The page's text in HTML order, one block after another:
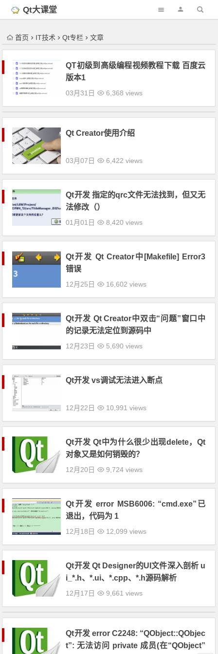
'); })(); Qt大课堂
首页 IT技术 Qt专栏 文章
QT初级到高级编程视频教程下载 百度云
版本1
03月31日 6,368 views
Qt Creator使用介绍
03月07日 6,422 views
Qt开发 指定的qrc文件无法找到，但又无
法修改（）
01月01日 8,420 views
Qt开发 Qt Creator中[Makefile] Error3
错误
12月25日 16,602 views
Qt开发 Qt Creator中双击“问题”窗口中
的记录无法定位到源码中
12月23日 5,690 views
Qt开发 vs调试无法进入断点
12月22日 10,991 views
Qt开发 Qt中为什么很少出现delete，Qt
对象又是如何销毁的？
12月20日 9,724 views
Qt开发 error MSB6006: “cmd.exe”已
退出，代码为 1
12月18日 12,099 views
Qt开发 Qt Designer的UI文件深入剖析 u
i_*.h、*.ui、*.cpp、*.h源码解析
12月17日 9,661 views
Qt开发 error C2248: “QObject::QObjec
t”: 无法访问 private 成员(在“QObject”